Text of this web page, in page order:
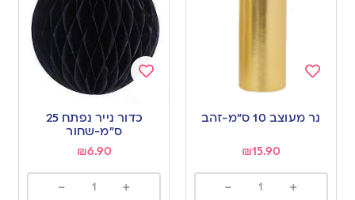
to
wishlist
נר מעוצב 10 ס”מ-זהב
₪15.90
+
-
wishlist
כדור נייר נפתח 25
ס”מ-שחור
₪6.90
+
-